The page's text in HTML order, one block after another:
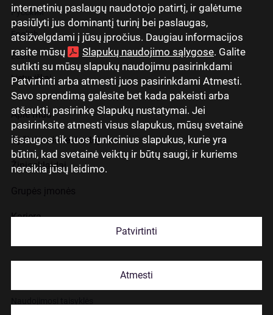
internetinių paslaugų naudotojo patirtį, ir galėtume
pasiūlyti jus dominantį turinį bei paslaugas,
atsižvelgdami į jūsų įpročius. Daugiau informacijos
rasite mūsų
Slapukų naudojimo sąlygose. Galite
sutikti su mūsų slapukų naudojimu pasirinkdami
Patvirtinti arba atmesti juos pasirinkdami Atmesti.
Savo sprendimą galėsite bet kada pakeisti arba
atšaukti, pasirinkę Slapukų nustatymai. Jei
pasirinksite atmesti visus slapukus, mūsų svetainė
išsaugos tik tuos funkcinius slapukus, kurie yra
būtini, kad svetainė veiktų ir būtų saugi, ir kuriems
nereikia jūsų leidimo.
Patvirtinti
Atmesti
Русский
English
Eesti
Lietuviškai
Apie mus
Ryšiai su investuotojais
Žiniasklaidai
Karjera